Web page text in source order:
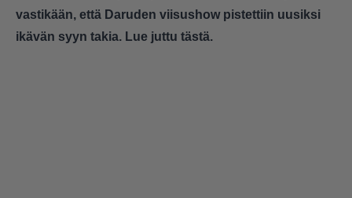
vastikään, että Daruden viisushow pistettiin uusiksi
ikävän syyn takia. Lue juttu tästä.